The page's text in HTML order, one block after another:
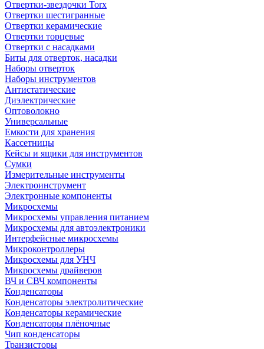
Отвертки-звездочки Torx
Отвертки шестигранные
Отвертки керамические
Отвертки торцевые
Отвертки с насадками
Биты для отверток, насадки
Наборы отверток
Наборы инструментов
Антистатические
Диэлектрические
Оптоволокно
Универсальные
Емкости для хранения
Кассетницы
Кейсы и ящики для инструментов
Сумки
Измерительные инструменты
Электроинструмент
Электронные компоненты
Микросхемы
Микросхемы управления питанием
Микросхемы для автоэлектроники
Интерфейсные микросхемы
Микроконтроллеры
Микросхемы для УНЧ
Микросхемы драйверов
ВЧ и СВЧ компоненты
Конденсаторы
Конденсаторы электролитические
Конденсаторы керамические
Конденсаторы плёночные
Чип конденсаторы
Транзисторы